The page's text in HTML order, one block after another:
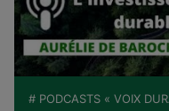
# PODCASTS « VOIX